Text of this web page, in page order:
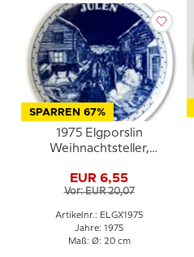
SPARREN 67%
1975 Elgporslin
Weihnachtsteller,
EUR 6,55
Vor: EUR 20,07
Artikelnr.: ELGX1975
Jahre: 1975
Maß: Ø: 20 cm